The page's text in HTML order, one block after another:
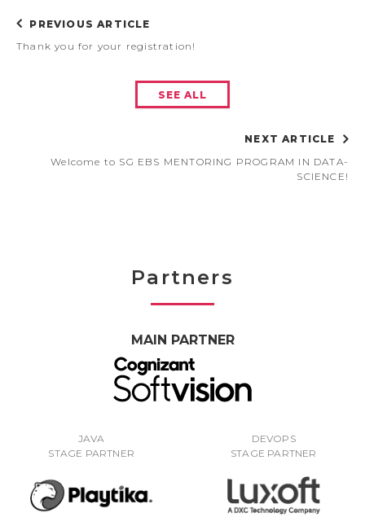
PREVIOUS ARTICLE
Thank you for your registration!
SEE ALL
NEXT ARTICLE
Welcome to SG EBS MENTORING PROGRAM IN DATA-
SCIENCE!
Partners
MAIN PARTNER
JAVA
STAGE PARTNER
DEVOPS
STAGE PARTNER